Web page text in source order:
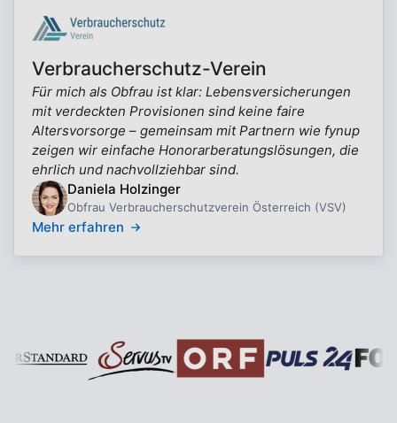
Verbraucherschutz-Verein
Für mich als Obfrau ist klar: Lebensversicherungen
mit verdeckten Provisionen sind keine faire
Altersvorsorge – gemeinsam mit Partnern wie fynup
zeigen wir einfache Honorarberatungslösungen, die
ehrlich und nachvollziehbar sind.
Daniela Holzinger
Obfrau Verbraucherschutzverein Österreich (VSV)
Mehr erfahren